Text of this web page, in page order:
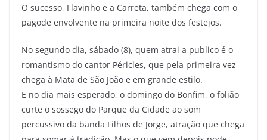
O sucesso, Flavinho e a Carreta, também chega com o
pagode envolvente na primeira noite dos festejos.
No segundo dia, sábado (8), quem atrai a publico é o
romantismo do cantor Péricles, que pela primeira vez
chega à Mata de São João e em grande estilo.
E no dia mais esperado, o domingo do Bonfim, o folião
curte o sossego do Parque da Cidade ao som
percussivo da banda Filhos de Jorge, atração que chega